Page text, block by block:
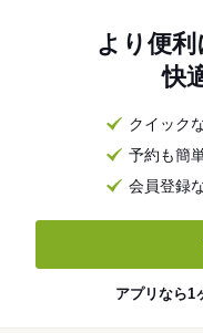
より便
快
クイック
予約も簡
会員登録
アプリなら1